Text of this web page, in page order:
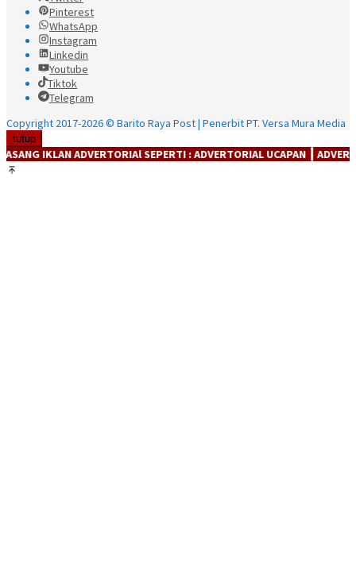
Pinterest
WhatsApp
Instagram
Linkedin
Youtube
Tiktok
Telegram
Copyright 2017-2026 © Barito Raya Post | Penerbit PT. Versa Mura Media
tutup
SEPERTI : ADVERTORIAL UCAPAN ┃ ADVERTORIAL